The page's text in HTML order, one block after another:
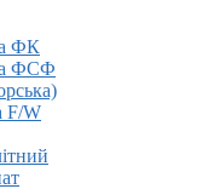
ФК
ФСФ
F/W